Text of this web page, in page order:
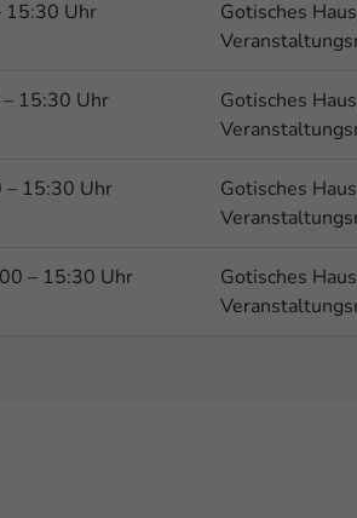
15:30 Uhr
Gotisches
15:30 Uhr
Gotisches
– 15:30 Uhr
Gotisches
– 15:30 Uhr
Gotisches